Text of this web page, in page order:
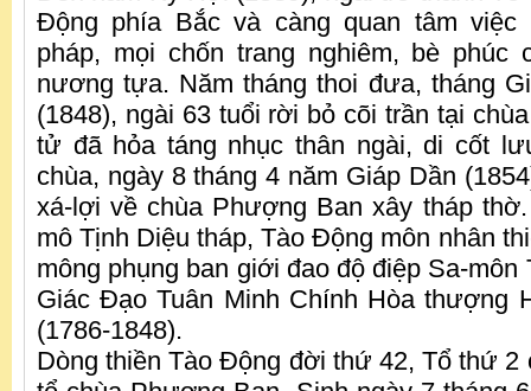
Động phía Bắc và càng quan tâm việc
pháp, mọi chốn trang nghiêm, bè phúc
nương tựa. Năm tháng thoi đưa, tháng
(1848), ngài 63 tuổi rời bỏ cõi trần tại
tử đã hỏa táng nhục thân ngài, di cốt
chùa, ngày 8 tháng 4 năm Giáp Dần
xá-lợi về chùa Phượng Ban xây tháp
mô Tịnh Diệu tháp, Tào Động môn nhân
mông phụng ban giới đao độ điệp Sa-
Giác Đạo Tuân Minh Chính Hòa thượng
(1786-1848).
Dòng thiền Tào Động đời thứ 42, Tổ thứ